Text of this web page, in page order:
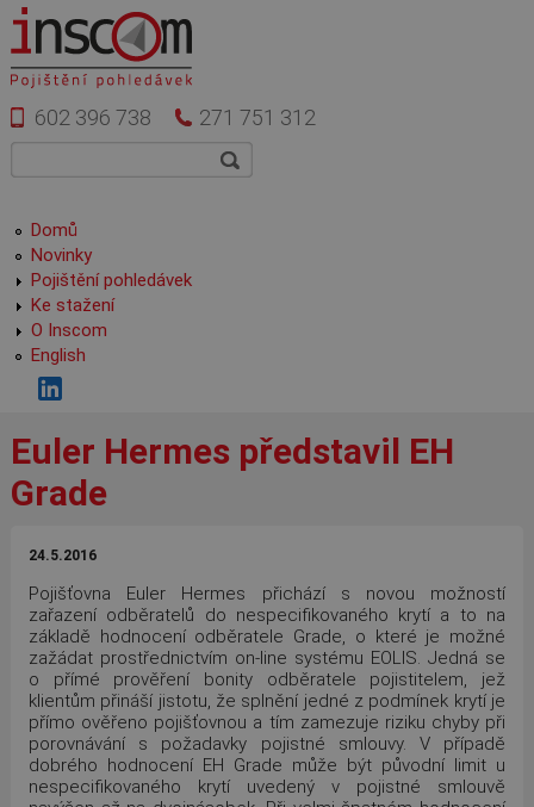
Přejít k hlavnímu obsahu
602 396 738 271 751 312
Hlavní menu
Domů
Novinky
Pojištění pohledávek
Ke stažení
O Inscom
English
Euler Hermes představil EH
Grade
24.5.2016
Pojišťovna Euler Hermes přichází s novou možností
zařazení odběratelů do nespecifikovaného krytí a to na
základě hodnocení odběratele Grade, o které je možné
zažádat prostřednictvím on-line systému EOLIS. Jedná se
o přímé prověření bonity odběratele pojistitelem, jež
klientům přináší jistotu, že splnění jedné z podmínek krytí je
přímo ověřeno pojišťovnou a tím zamezuje riziku chyby při
porovnávání s požadavky pojistné smlouvy. V případě
dobrého hodnocení EH Grade může být původní limit u
nespecifikovaného krytí uvedený v pojistné smlouvě